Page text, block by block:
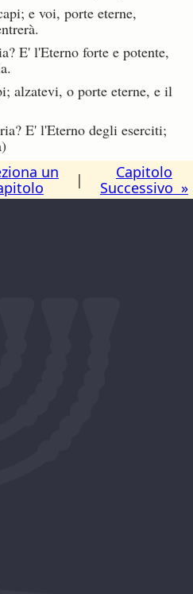
e voi, porte eterne,
E' l'Eterno forte e potente,
alzatevi, o porte eterne, e il
E' l'Eterno degli eserciti;
un
|
Capitolo
Successivo »